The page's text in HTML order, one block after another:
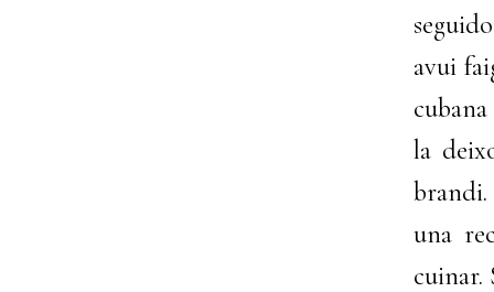
avui
la
brandi.
una
cuinar.